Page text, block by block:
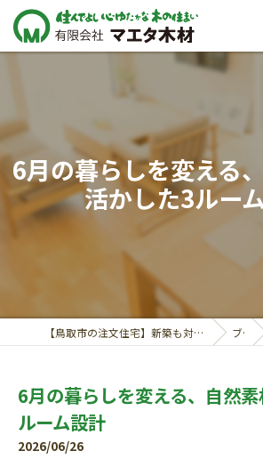
6月の暮らしを変える
活かした3ルー
【鳥取市の注文住宅】新築も対応の工務店｜価格相談受付中｜有限会社マエタ木材 ブログ
6月の暮らしを変える、自然
ルーム設計
2026/06/26